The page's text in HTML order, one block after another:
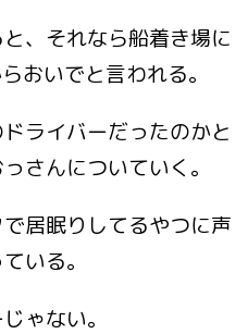
、それなら船着き場に
おいでと言われる。
ライバーだったのかと
さんについていく。
居眠りしてるやつに声
いる。
ゃない。